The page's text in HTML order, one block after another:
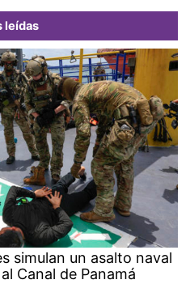
leídas
simulan un asalto naval
Canal de Panamá